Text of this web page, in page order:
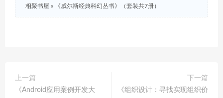
相聚书屋 » 《威尔斯经典科幻丛书》（套装共7册）
上一篇
《Android应用案例开发大
下一篇
《组织设计：寻找实现组织价